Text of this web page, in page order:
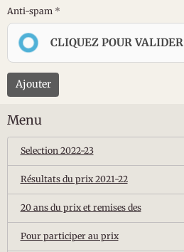
Anti-spam
CLIQUEZ POUR VALIDER
Ajouter
Menu
Selection 2022-23
Résultats du prix 2021-22
20 ans du prix et remises des
Pour participer au prix